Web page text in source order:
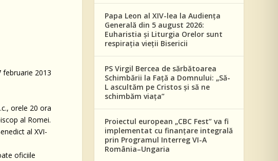
februarie 2013
orele 20 ora
al Romei.
al XVI-
oficiile
Papa Leon al XIV-lea la Audiența
Generală din 5 august 2026:
Euharistia și Liturgia Orelor sunt
respirația vieții Bisericii
PS Virgil Bercea de sărbătoarea
Schimbării la Față a Domnului: „Să-
L ascultăm pe Cristos și să ne
schimbăm viața”
Proiectul european „CBC Fest” va fi
implementat cu finanțare integrală
prin Programul Interreg VI-A
România–Ungaria